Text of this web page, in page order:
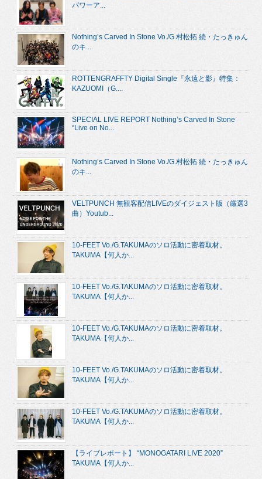
パワーア...
Nothing’s Carved In Stone Vo./G.村松拓 続・たっきゅん
のキ...
ROTTENGRAFFTY Digital Single『永遠と影』特集：
KAZUOMI（G....
SPECIAL LIVE REPORT Nothing’s Carved In Stone
“Live on No...
Nothing’s Carved In Stone Vo./G.村松拓 続・たっきゅん
のキ...
VELTPUNCH 無観客配信LIVEのダイジェスト版（厳選3
曲）Youtub...
10-FEET Vo./G.TAKUMAのソロ活動に密着取材。
TAKUMA【何人か...
10-FEET Vo./G.TAKUMAのソロ活動に密着取材。
TAKUMA【何人か...
10-FEET Vo./G.TAKUMAのソロ活動に密着取材。
TAKUMA【何人か...
10-FEET Vo./G.TAKUMAのソロ活動に密着取材。
TAKUMA【何人か...
10-FEET Vo./G.TAKUMAのソロ活動に密着取材。
TAKUMA【何人か...
【ライブレポート】 “MONOGATARI LIVE 2020”
TAKUMA【何人か...